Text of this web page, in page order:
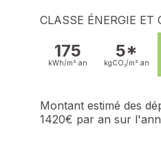
CLASSE ÉNERGIE ET
175
kWh/m². an
5*
kgCO₂/m². an
Montant estimé des
1420€ par an sur